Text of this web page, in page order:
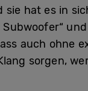
sie hat es in
auch ohne
sorgen,